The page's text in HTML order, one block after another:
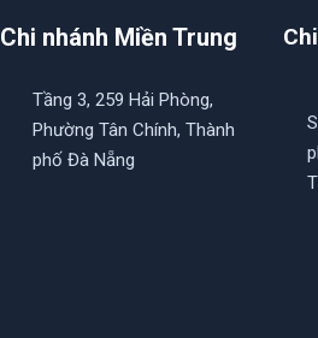
Chi nhánh Miền Trung
Tầng 3, 259 Hải Phòng,
Phường Tân Chính, Thành
phố Đà Nẵng